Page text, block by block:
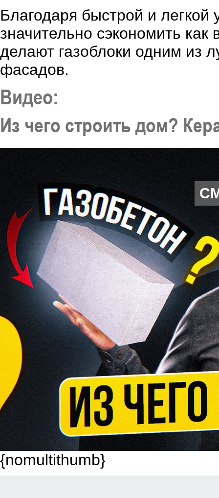
Благодаря быстрой и легкой
значительно сэкономить
делают газоблоки одним из
фасадов.
Видео:
Из чего строить дом?
{nomultithumb}